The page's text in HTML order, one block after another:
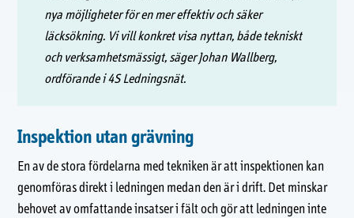
nya möjligheter för en mer effektiv och säker
läcksökning. Vi vill konkret visa nyttan, både tekniskt
och verksamhetsmässigt, säger Johan Wallberg,
ordförande i 4S Ledningsnät.
Inspektion utan grävning
En av de stora fördelarna med tekniken är att inspektionen kan
genomföras direkt i ledningen medan den är i drift. Det minskar
behovet av omfattande insatser i fält och gör att ledningen inte